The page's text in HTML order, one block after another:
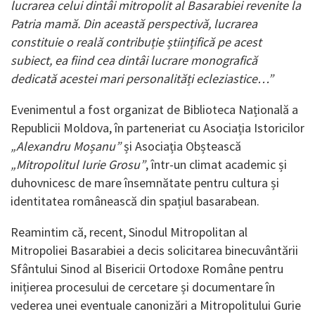
lucrarea celui dintâi mitropolit al Basarabiei revenite la
Patria mamă. Din această perspectivă, lucrarea
constituie o reală contribuție științifică pe acest
subiect, ea fiind cea dintâi lucrare monografică
dedicată acestei mari personalități ecleziastice…”
Evenimentul a fost organizat de Biblioteca Națională a
Republicii Moldova, în parteneriat cu Asociația Istoricilor
„Alexandru Moșanu”și Asociația Obștească
„Mitropolitul Iurie Grosu”, într-un climat academic și
duhovnicesc de mare însemnătate pentru cultura și
identitatea românească din spațiul basarabean.
Reamintim că, recent, Sinodul Mitropolitan al
Mitropoliei Basarabiei a decis solicitarea binecuvântării
Sfântului Sinod al Bisericii Ortodoxe Române pentru
inițierea procesului de cercetare și documentare în
vederea unei eventuale canonizări a Mitropolitului Gurie